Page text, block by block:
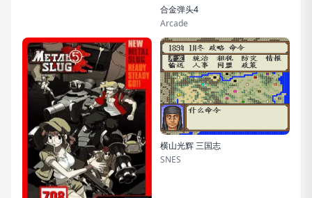
合金弹头4
Arcade
横山光辉 三国志
SNES